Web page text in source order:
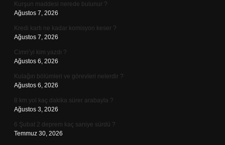
Kurşun maddesi nerede bulunur ?
Ağustos 7, 2026
Kredi kartı ne kadar komisyon keser ?
Ağustos 7, 2026
Cimri’yi kim yazdı ?
Ağustos 6, 2026
Kulağın bölümleri ve görevleri nelerdir ?
Ağustos 6, 2026
8 km yol kaç dakika sürer arabayla ?
Ağustos 3, 2026
6 Şubat 2 deprem kaç saniye sürdü ?
Temmuz 30, 2026